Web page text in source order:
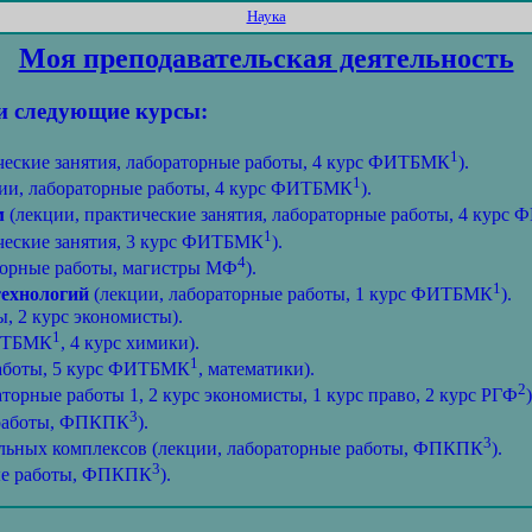
Наука
Моя преподавательская деятельность
следующие курсы:
занятия, лабораторные работы, 4 курс ФИТБМК1 ).
лабораторные работы, 4 курс ФИТБМК1 ).
(лекции, практические занятия, лабораторные работы, 4
занятия, 3 курс ФИТБМК1 ).
работы, магистры МФ4).
(лекции, лабораторные работы, 1 курс ФИТБМК1).
2 курс экономисты).
1 , 4 курс химики).
5 курс ФИТБМК1 , математики).
работы 1, 2 курс экономисты, 1 курс право, 2 курс РГФ2
работы, ФПКПК3).
комплексов (лекции, лабораторные работы, ФПКПК3).
работы, ФПКПК3).